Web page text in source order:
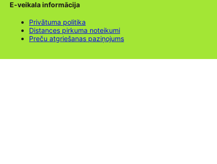
E-veikala informācija
Privātuma politika
Distances pirkuma noteikumi
Preču atgriešanas paziņojums